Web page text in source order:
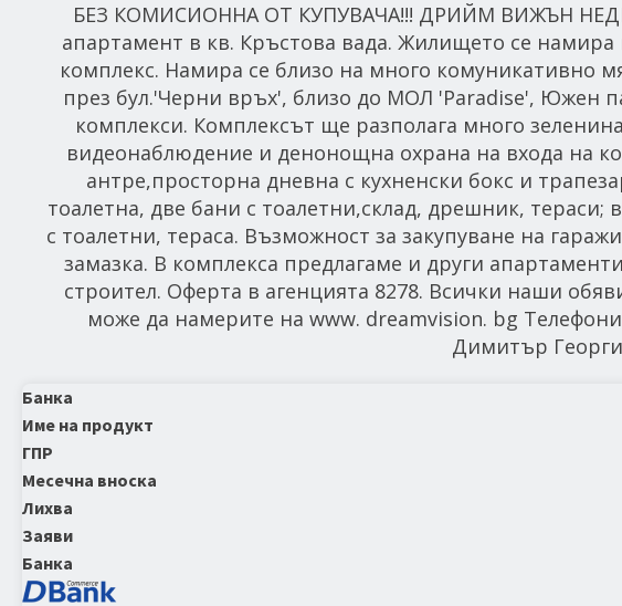
БЕЗ КОМИСИОННА ОТ КУПУВАЧА!!! ДРИЙМ ВИЖЪН
апартамент в кв. Кръстова вада. Жилището се намира
комплекс. Намира се близо на много комуникативно
през бул.'Черни връх', близо до МОЛ 'Paradise', Южен
комплекси. Комплексът ще разполага много
видеонаблюдение и денонощна охрана на входа на
антре,просторна дневна с кухненски бокс и
тоалетна, две бани с тоалетни,склад, дрешник,
с тоалетни, тераса. Възможност за закупуване на
замазка. В комплекса предлагаме и други
строител. Оферта в агенцията 8278. Всички наши
може да намерите на www. dreamvision. bg Телефони
Димитър
Банка
Име на продукт
ГПР
Месечна вноска
Лихва
Заяви
Банка